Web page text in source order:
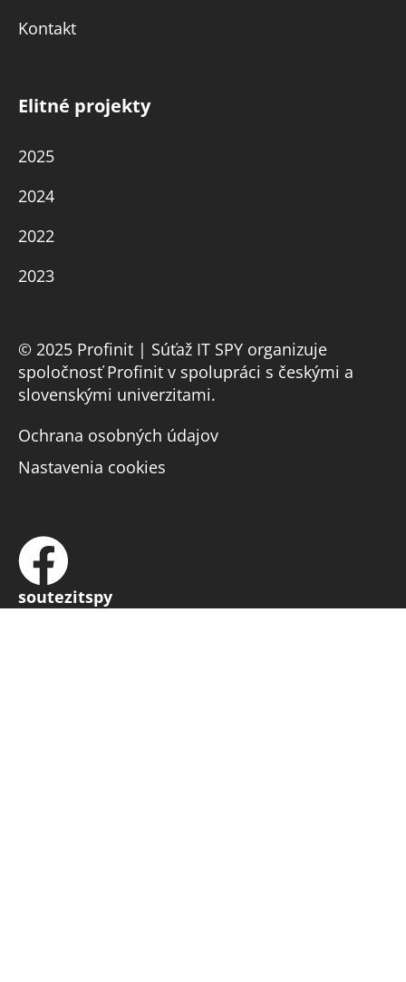
Kontakt
Elitné projekty
2025
2024
2022
2023
© 2025 Profinit | Súťaž IT SPY organizuje
spoločnosť Profinit v spolupráci s českými a
slovenskými univerzitami.
Ochrana osobných údajov
Nastavenia cookies
soutezitspy